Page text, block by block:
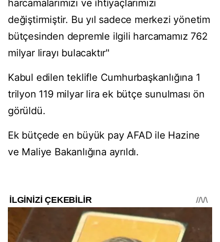
harcamalarımızı ve ihtiyaçlarımızı
değiştirmiştir. Bu yıl sadece merkezi yönetim
bütçesinden depremle ilgili harcamamız 762
milyar lirayı bulacaktır"
Kabul edilen teklifle Cumhurbaşkanlığına 1
trilyon 119 milyar lira ek bütçe sunulması ön
görüldü.
Ek bütçede en büyük pay AFAD ile Hazine
ve Maliye Bakanlığına ayrıldı.